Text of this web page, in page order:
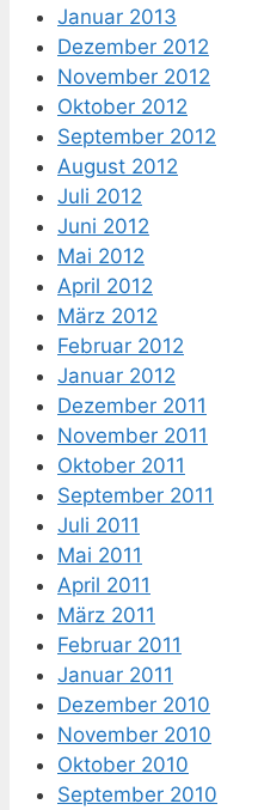
Januar 2013
Dezember 2012
November 2012
Oktober 2012
September 2012
August 2012
Juli 2012
Juni 2012
Mai 2012
April 2012
März 2012
Februar 2012
Januar 2012
Dezember 2011
November 2011
Oktober 2011
September 2011
Juli 2011
Mai 2011
April 2011
März 2011
Februar 2011
Januar 2011
Dezember 2010
November 2010
Oktober 2010
September 2010